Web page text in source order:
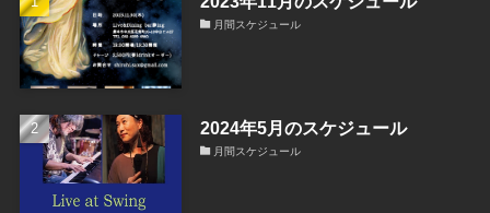
月間スケジュール
2024年5月のスケジュール
月間スケジュール